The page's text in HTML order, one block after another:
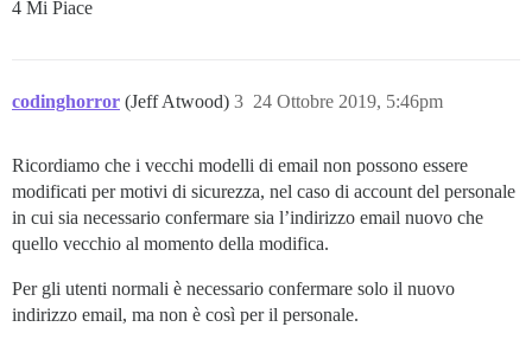
4 Mi Piace
codinghorror (Jeff Atwood) 24 Ottobre 2019, 5:46pm
3
Ricordiamo che i vecchi modelli di email non possono essere
modificati per motivi di sicurezza, nel caso di account del personale
in cui sia necessario confermare sia l’indirizzo email nuovo che
quello vecchio al momento della modifica.
Per gli utenti normali è necessario confermare solo il nuovo
indirizzo email, ma non è così per il personale.